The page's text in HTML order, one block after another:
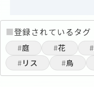
■登録されているタグ
#庭 #花 #
#リス #鳥